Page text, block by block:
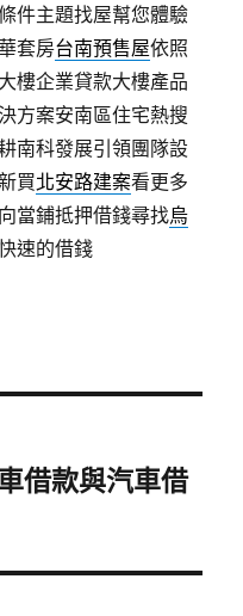
件主題找屋幫您體驗
套房台南預售屋依照
樓企業貸款大樓產品
方案安南區住宅熱搜
南科發展引領團隊設
買北安路建案看更多
當鋪抵押借錢尋找烏
速的借錢
借款與汽車借